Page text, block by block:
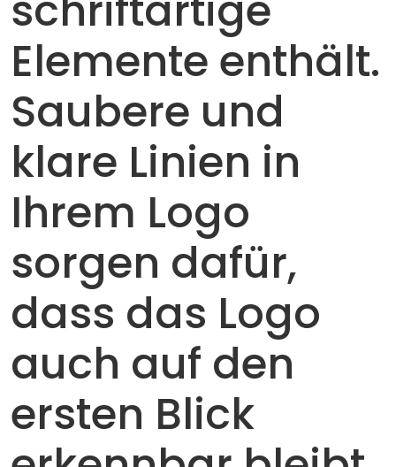
Elemente enthält.
Saubere und
klare Linien in
Ihrem Logo
sorgen dafür,
dass das Logo
auch auf den
ersten Blick